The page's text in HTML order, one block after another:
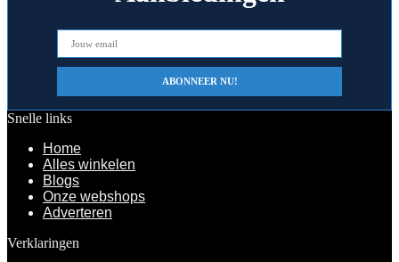
Snelle links
Home
Alles winkelen
Blogs
Onze webshops
Adverteren
Verklaringen